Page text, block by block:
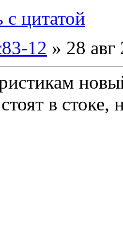
с цитатой
12 » 28
в стоке,